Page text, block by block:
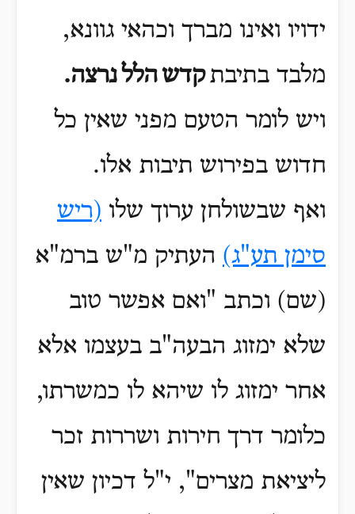
ידויו ואינו מברך וכהאי גוונא,
מלבד בתיבתקדשהללנרצה.
ויש לומר הטעם מפני שאין כל
חדוש בפירוש תיבות אלו.
ואף שבשולחן ערוך שלו (ריש
סימן תע"ג) העתיק מ"ש ברמ"א
(שם) וכתב "ואם אפשר טוב
שלא ימזוג הבעה"ב בעצמו אלא
אחר ימזוג לו שיהא לו כמשרתו,
כלומר דרך חירות ושררות זכר
ליציאת מצרים", י"ל דכיון שאין